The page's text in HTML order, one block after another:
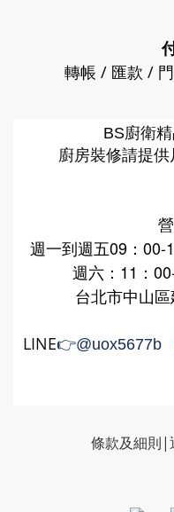
轉帳 / 匯款 /
BS廚衛
廚房裝修請提
週一到週五09：00-
週六：11：
台北市中山
LINE👉@uox5677b
條款及細則|